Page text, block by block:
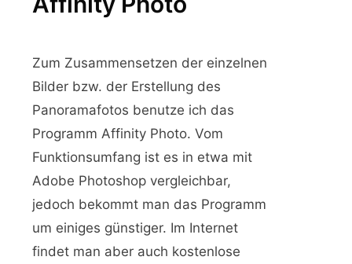
Zum Zusammensetzen der einzelnen
Bilder bzw. der Erstellung des
Panoramafotos benutze ich das
Programm Affinity Photo. Vom
Funktionsumfang ist es in etwa mit
Adobe Photoshop vergleichbar,
jedoch bekommt man das Programm
um einiges günstiger. Im Internet
findet man aber auch kostenlose